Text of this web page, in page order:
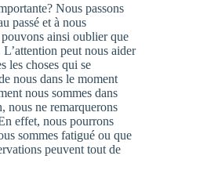
Nous passons
passé et à nous
ainsi oublier que
peut nous aider
les choses qui se
nous dans le moment
nous sommes dans
nous ne remarquerons
effet, nous pourrons
sommes fatigué ou que
peuvent tout de